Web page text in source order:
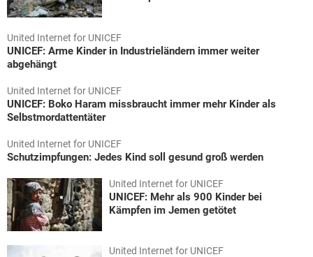
United Internet for UNICEF
UNICEF: Arme Kinder in Industrieländern immer weiter
abgehängt
United Internet for UNICEF
UNICEF: Boko Haram missbraucht immer mehr Kinder als
Selbstmordattentäter
United Internet for UNICEF
Schutzimpfungen: Jedes Kind soll gesund groß werden
United Internet for UNICEF
UNICEF: Mehr als 900 Kinder bei
Kämpfen im Jemen getötet
United Internet for UNICEF